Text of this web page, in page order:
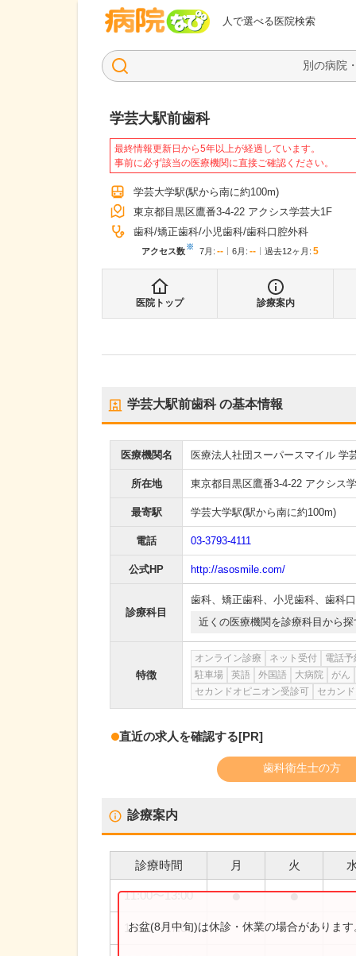
人で選べる医院検索
病院なび
学芸大駅前歯科
最終情報更新日から5年以上が経過しています。
事前に必ず該当の医療機関に直接ご確認ください。
学芸大学駅(駅から南に約100m)
東京都目黒区鷹番3-4-22 アクシス学芸大1F
歯科 矯正歯科 小児歯科 歯科口腔外科
アクセス数※ 7月 : -- 6月 : -- 過去12ヶ月: 5
医院トップ 診療案内
学芸大駅前歯科の基本情報
医療機関名 医療法人社団スーパースマイル 学
所在地 東京都目黒区鷹番3-4-22 アクシス
最寄駅 学芸大学駅(駅から南に約100m)
電話 03-3793-4111
公式HP http://asosmile.com/
診療科目
歯科、 矯正歯科、 小児歯科、 歯科
近くの医療機関を診療科目から探
特徴
オンライン診療 ネット受付 電話予
駐車場
英語 外国語 大病院 がん
セカンドオピニオン受診可
セカン
直近の求人を確認する[PR]
歯科衛生士の方
診療案内
診療時間 月 火
11:00〜13:00 ● ●
15:00〜17:00
お盆(8月中旬)は休診・休業の場合がありま